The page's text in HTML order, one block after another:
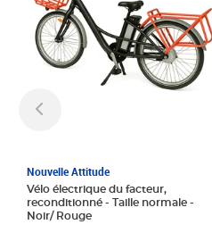
Nouvelle Attitude
Vélo électrique du facteur,
reconditionné - Taille normale -
Noir/ Rouge